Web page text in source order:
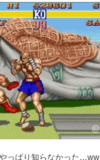
っぱり知らなかった…ww